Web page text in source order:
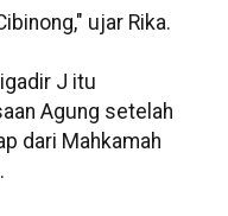
ujar Rika.
J itu
Agung setelah
dari Mahkamah